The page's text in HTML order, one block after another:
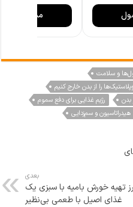
سالاد،
و آجیل با
مشاهده
و سلامت
را از بدن خارج کنیم
بدن
رژیم غذایی برای دفع سموم
هیدراتاسیون و سم‌زدایی
بعدی
تهیه خورش بامیه با سبزی یک
غذای اصیل با طعمی بی‌نظیر